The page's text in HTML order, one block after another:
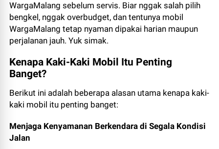
WargaMalang sebelum servis. Biar nggak salah pilih
bengkel, nggak overbudget, dan tentunya mobil
WargaMalang tetap nyaman dipakai harian maupun
perjalanan jauh. Yuk simak.
Kenapa Kaki-Kaki Mobil Itu Penting
Banget?
Berikut ini adalah beberapa alasan utama kenapa kaki-
kaki mobil itu penting banget:
Menjaga Kenyamanan Berkendara di Segala Kondisi
Jalan